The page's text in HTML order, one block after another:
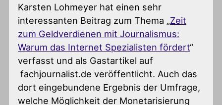
Karsten Lohmeyer hat einen sehr
interessanten Beitrag zum Thema „Zeit
zum Geldverdienen mit Journalismus:
Warum das Internet Spezialisten fördert“
verfasst und als Gastartikel auf
fachjournalist.de veröffentlicht. Auch das
dort eingebundene Ergebnis der Umfrage,
welche Möglichkeit der Monetarisierung